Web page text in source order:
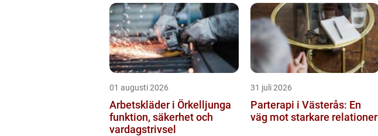
01 augusti 2026
Arbetskläder i Örkelljunga
funktion, säkerhet och
vardagstrivsel
31 juli 2026
Parterapi i Västerås: En
väg mot starkare relationer